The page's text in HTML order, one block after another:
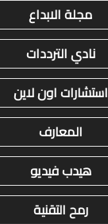
مجلة الابداع
نادي الترددات
استشارات اون لاين
المعارف
هيدب فيديو
رمح التقنية